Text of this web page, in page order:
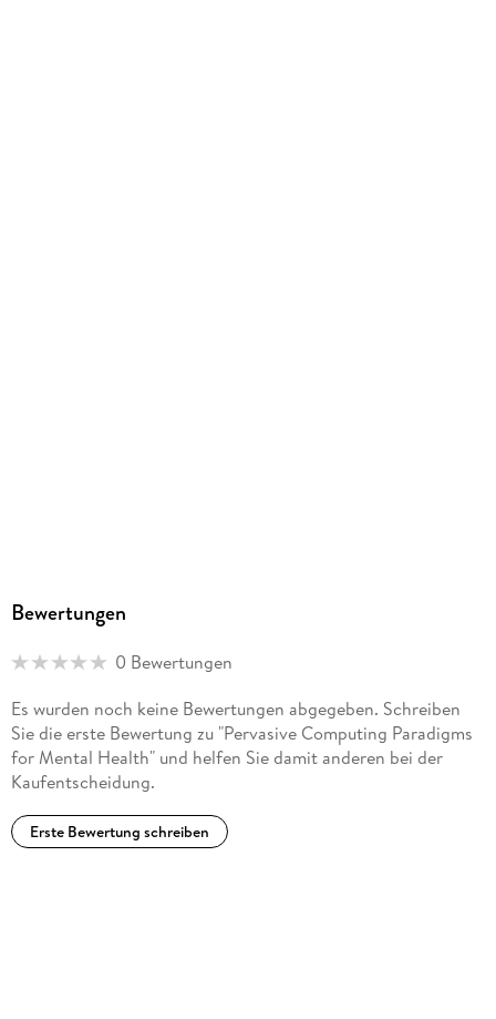
Bewertungen
0 Bewertungen
Es wurden noch keine Bewertungen abgegeben. Schreiben
Sie die erste Bewertung zu "Pervasive Computing Paradigms
for Mental Health" und helfen Sie damit anderen bei der
Kaufentscheidung.
Erste Bewertung schreiben